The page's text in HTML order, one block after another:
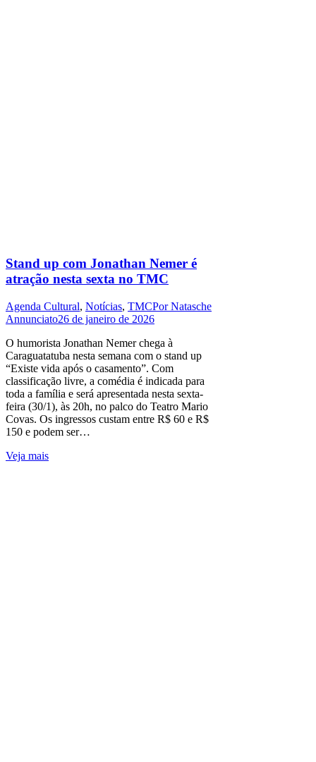
Stand up com Jonathan Nemer é
atração nesta sexta no TMC
Agenda Cultural, Notícias, TMCPorNatasche
Annunciato26 de janeiro de 2026
O humorista Jonathan Nemer chega à
Caraguatatuba nesta semana com o stand up
“Existe vida após o casamento”. Com
classificação livre, a comédia é indicada para
toda a família e será apresentada nesta sexta-
feira (30/1), às 20h, no palco do Teatro Mario
Covas. Os ingressos custam entre R$ 60 e R$
150 e podem ser…
Veja mais